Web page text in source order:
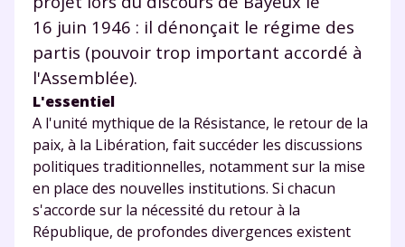
16 juin 1946 : il dénonçait le régime des
partis (pouvoir trop important accordé à
l'Assemblée).
L'essentiel
A l'unité mythique de la Résistance, le retour de la
paix, à la Libération, fait succéder les discussions
politiques traditionnelles, notamment sur la mise
en place des nouvelles institutions. Si chacun
s'accorde sur la nécessité du retour à la
République, de profondes divergences existent
Testez gratuitement
pendant 24h notre
plateforme de soutien
scolaire !
Fiches de cours et vidéos,exercices
corrigés ,podcasts de révisions
Unespace dédié aux parents pour